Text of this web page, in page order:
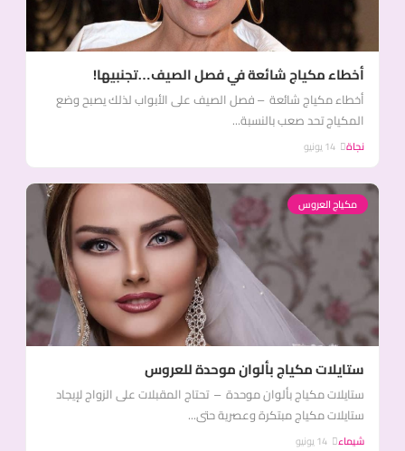
أخطاء مكياج شائعة في فصل الصيف…تجنبيها!
أخطاء مكياج شائعة – فصل الصيف على الأبواب لذلك يصبح وضع
المكياج تحد صعب بالنسبة...
نجاة
مكياج العروس
ستايلات مكياج بألوان موحدة للعروس
ستايلات مكياج بألوان موحدة – تحتاج المقبلات على الزواج لإيجاد
ستايلات مكياج مبتكرة وعصرية حتى...
شيماء